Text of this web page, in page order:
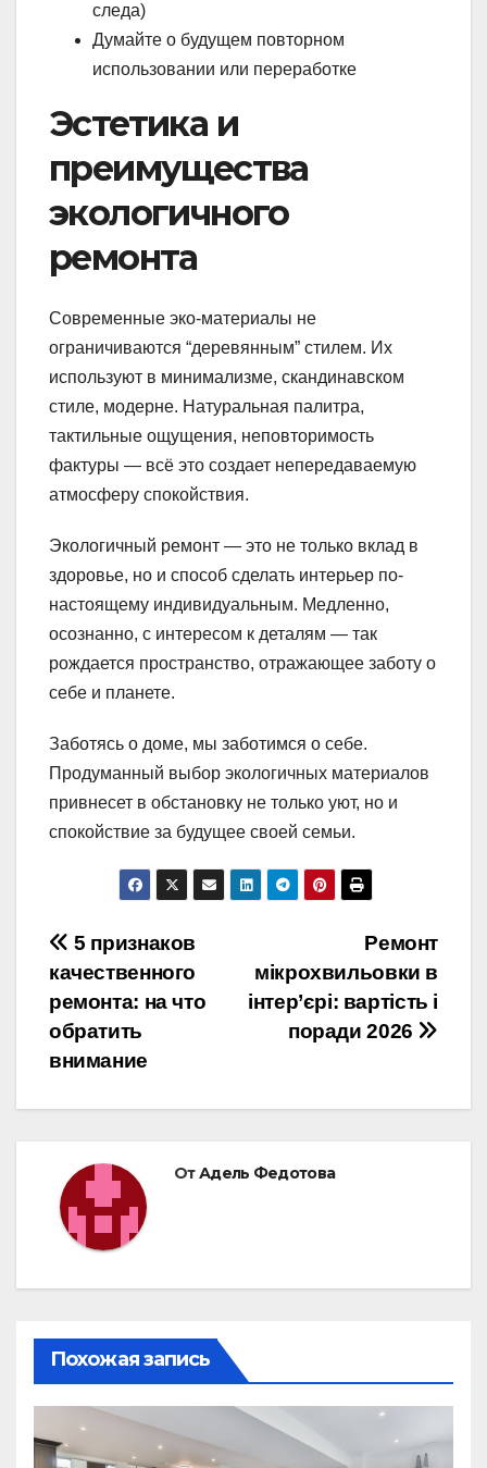
следа)
Думайте о будущем повторном
использовании или переработке
Эстетика и
преимущества
экологичного
ремонта
Современные эко-материалы не
ограничиваются “деревянным” стилем. Их
используют в минимализме, скандинавском
стиле, модерне. Натуральная палитра,
тактильные ощущения, неповторимость
фактуры — всё это создает непередаваемую
атмосферу спокойствия.
Экологичный ремонт — это не только вклад в
здоровье, но и способ сделать интерьер по-
настоящему индивидуальным. Медленно,
осознанно, с интересом к деталям — так
рождается пространство, отражающее заботу о
себе и планете.
Заботясь о доме, мы заботимся о себе.
Продуманный выбор экологичных материалов
привнесет в обстановку не только уют, но и
спокойствие за будущее своей семьи.
Навигация
по
записям
Ремонт
мікрохвильовки в
інтер’єрі: вартість і
поради 2026
5 признаков
качественного
ремонта: на что
обратить
внимание
ОтАдель Федотова
Похожая запись